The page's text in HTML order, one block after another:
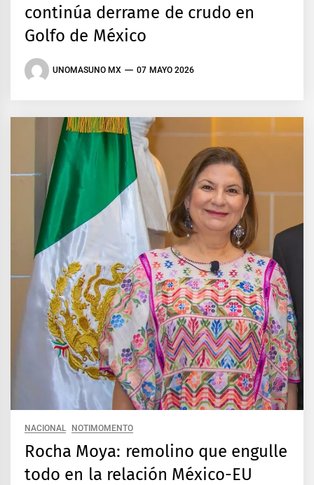
continúa derrame de crudo en
Golfo de México
UNOMASUNO MX 07 MAYO 2026
NACIONAL NOTIMOMENTO
Rocha Moya: remolino que engulle
todo en la relación México-EU